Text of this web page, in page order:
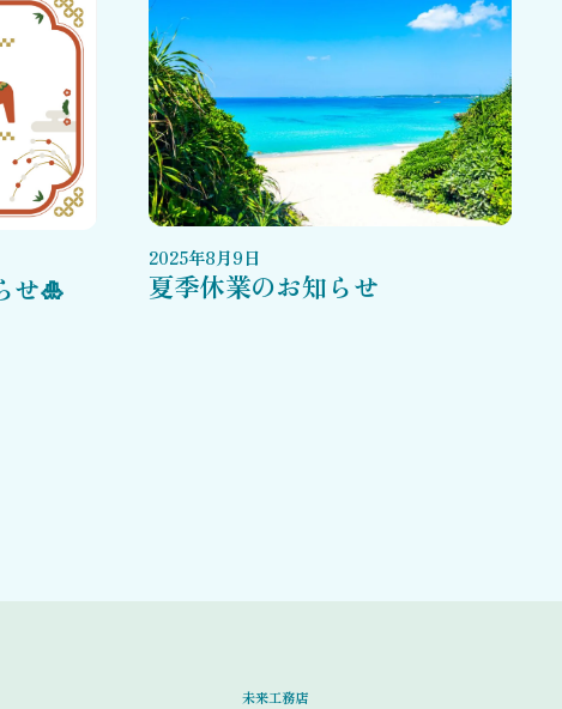
せ🎍
2025年8月9日
夏季休業のお知らせ
未来工務店